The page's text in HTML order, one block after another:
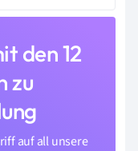
den 12
zu
auf all unsere